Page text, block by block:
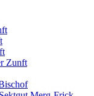
Zunft